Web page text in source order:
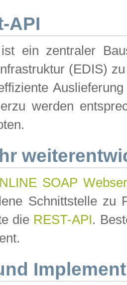
API
ist ein zentraler
(EDIS)
werden
SOAP
Schnittstelle zu
die REST-API.